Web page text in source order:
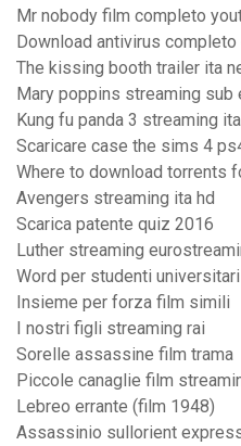
Mr nobody film completo
Download antivirus
The kissing booth trailer ita
Mary poppins streaming sub
Kung fu panda 3 streaming
Scaricare case the sims 4
Where to download torrents
Avengers streaming ita hd
Scarica patente quiz 2016
Luther streaming
Word per studenti universitari
Insieme per forza film simili
I nostri figli streaming rai
Sorelle assassine film trama
Piccole canaglie film
Lebreo errante (film 1948)
Assassinio sullorient